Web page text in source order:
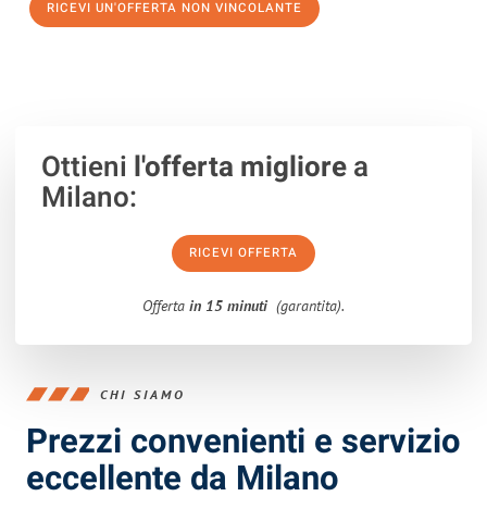
RICEVI UN'OFFERTA NON VINCOLANTE
Ottieni l'offerta migliorea
Milano:
RICEVI OFFERTA
Offerta in 15 minuti (garantita).
CHI SIAMO
Prezzi convenienti e servizio
eccellente da Milano